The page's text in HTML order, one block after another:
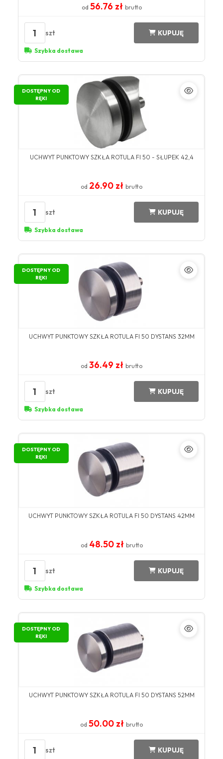
od 56.76 zł brutto
1 szt KUPUJĘ
Szybka dostawa
DOSTĘPNY OD
RĘKI
UCHWYT PUNKTOWY SZKŁA ROTULA FI 50 - SŁUPEK 42,4
od 26.90 zł brutto
1 szt KUPUJĘ
Szybka dostawa
DOSTĘPNY OD
RĘKI
UCHWYT PUNKTOWY SZKŁA ROTULA FI 50 DYSTANS 32MM
od 36.49 zł brutto
1 szt KUPUJĘ
Szybka dostawa
DOSTĘPNY OD
RĘKI
UCHWYT PUNKTOWY SZKŁA ROTULA FI 50 DYSTANS 42MM
od 48.50 zł brutto
1 szt KUPUJĘ
Szybka dostawa
DOSTĘPNY OD
RĘKI
UCHWYT PUNKTOWY SZKŁA ROTULA FI 50 DYSTANS 52MM
od 50.00 zł brutto
1 szt KUPUJĘ